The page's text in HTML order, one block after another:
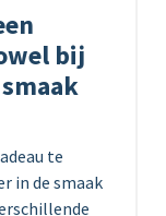
bij
te
in de smaak